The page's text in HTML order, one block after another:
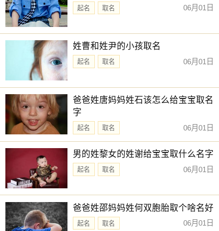
起名 取名 06月01日
姓曹和姓尹的小孩取名
起名 取名 06月01日
爸爸姓唐妈妈姓石该怎么给宝宝取名
字
起名 取名 06月01日
男的姓黎女的姓谢给宝宝取什么名字
起名 取名 06月01日
爸爸姓邵妈妈姓何双胞胎取个啥名好
起名 取名 06月01日